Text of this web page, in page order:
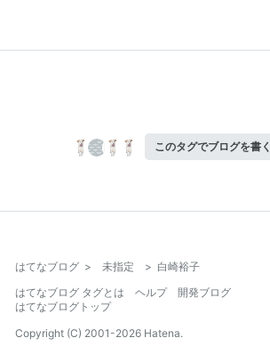
このタグでブログを書く
はてなブログ > 未指定 > 白崎裕子
はてなブログ タグとは
ヘルプ
開発ブログ
はてなブログトップ
Copyright (C) 2001-2026 Hatena.